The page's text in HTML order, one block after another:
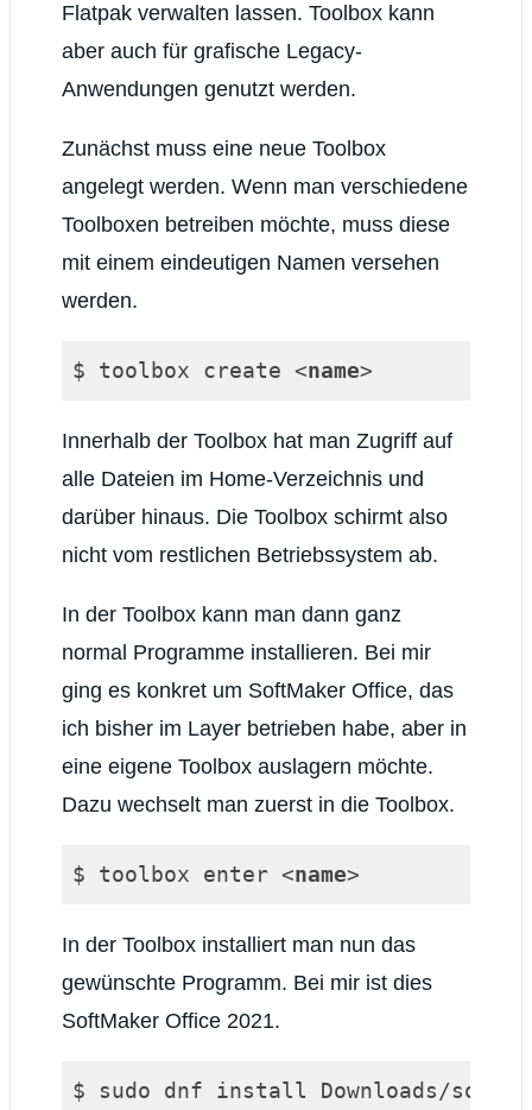
Flatpak verwalten lassen. Toolbox kann
aber auch für grafische Legacy-
Anwendungen genutzt werden.
Zunächst muss eine neue Toolbox
angelegt werden. Wenn man verschiedene
Toolboxen betreiben möchte, muss diese
mit einem eindeutigen Namen versehen
werden.
$ toolbox create <name>
Innerhalb der Toolbox hat man Zugriff auf
alle Dateien im Home-Verzeichnis und
darüber hinaus. Die Toolbox schirmt also
nicht vom restlichen Betriebssystem ab.
In der Toolbox kann man dann ganz
normal Programme installieren. Bei mir
ging es konkret um SoftMaker Office, das
ich bisher im Layer betrieben habe, aber in
eine eigene Toolbox auslagern möchte.
Dazu wechselt man zuerst in die Toolbox.
$ toolbox enter <name>
In der Toolbox installiert man nun das
gewünschte Programm. Bei mir ist dies
SoftMaker Office 2021.
$ sudo dnf install Downloads/